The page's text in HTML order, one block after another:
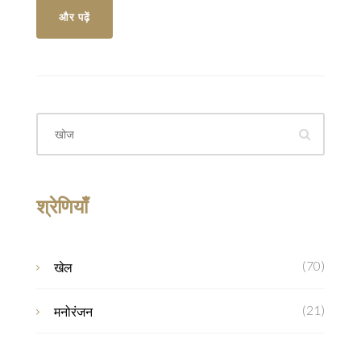
और पढ़ें
श्रेणियाँ
खेल (70)
मनोरंजन (21)